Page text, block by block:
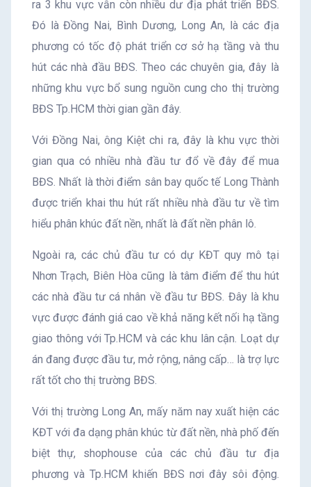
ra 3 khu vực vẫn còn nhiều dư địa phát triển BĐS.
Đó là Đồng Nai, Bình Dương, Long An, là các địa
phương có tốc độ phát triển cơ sở hạ tầng và thu
hút các nhà đầu BĐS. Theo các chuyên gia, đây là
những khu vực bổ sung nguồn cung cho thị trường
BĐS Tp.HCM thời gian gần đây.
Với Đồng Nai, ông Kiệt chi ra, đây là khu vực thời
gian qua có nhiều nhà đầu tư đổ về đây để mua
BĐS. Nhất là thời điểm sân bay quốc tế Long Thành
được triển khai thu hút rất nhiều nhà đầu tư về tìm
hiểu phân khúc đất nền, nhất là đất nền phân lô.
Ngoài ra, các chủ đầu tư có dự KĐT quy mô tại
Nhơn Trạch, Biên Hòa cũng là tâm điểm để thu hút
các nhà đầu tư cá nhân về đầu tư BĐS. Đây là khu
vực được đánh giá cao về khả năng kết nối hạ tầng
giao thông với Tp.HCM và các khu lân cận. Loạt dự
án đang được đầu tư, mở rộng, nâng cấp… là trợ lực
rất tốt cho thị trường BĐS.
Với thị trường Long An, mấy năm nay xuất hiện các
KĐT với đa dạng phân khúc từ đất nền, nhà phố đến
biệt thự, shophouse của các chủ đầu tư địa
phương và Tp.HCM khiến BĐS nơi đây sôi động.